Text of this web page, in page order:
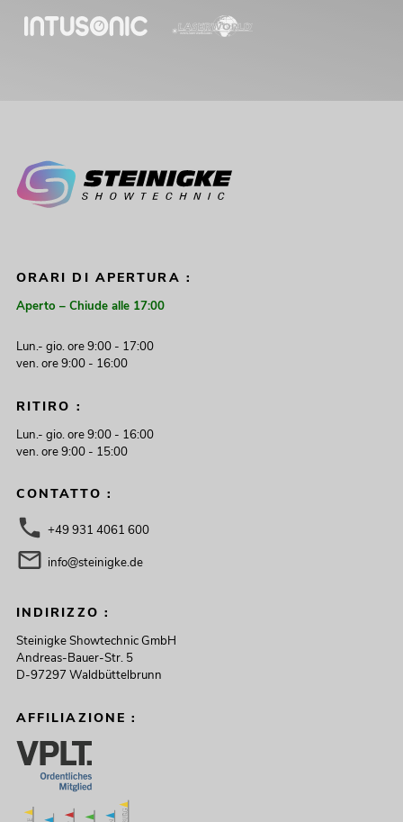
ORARI DI APERTURA :
Aperto – Chiude alle 17:00
Lun.- gio. ore 9:00 - 17:00
ven. ore 9:00 - 16:00
RITIRO :
Lun.- gio. ore 9:00 - 16:00
ven. ore 9:00 - 15:00
CONTATTO :
+49 931 4061 600
info@steinigke.de
INDIRIZZO :
Steinigke Showtechnic GmbH
Andreas-Bauer-Str. 5
D-97297 Waldbüttelbrunn
AFFILIAZIONE :